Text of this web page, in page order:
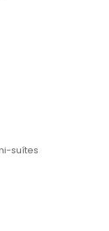
suítes